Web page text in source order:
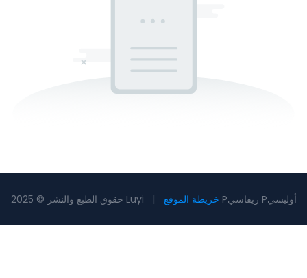
حقوق الطبع والنشر © 2025 Luyi | Pريفاسي Pأوليسي